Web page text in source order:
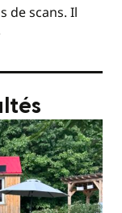
de scans. Il